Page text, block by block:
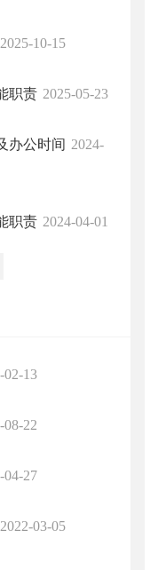
2025-10-15
职责 2025-05-23
办公时间 2024-
职责 2024-04-01
02-13
08-22
04-27
2022-03-05